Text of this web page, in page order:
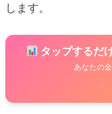
します。
タップするだ
あなたの